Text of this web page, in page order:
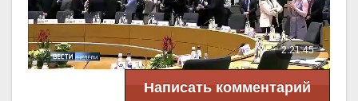
Написать комментарий